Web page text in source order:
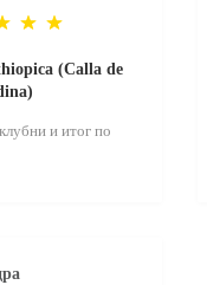
(Calla de
и итог по